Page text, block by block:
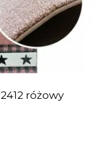
różowy